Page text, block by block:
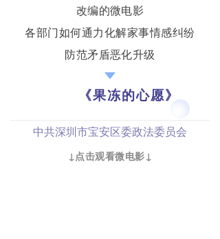
改编的微电影
各部门如何通力化解家事情感纠纷
防范矛盾恶化升级
《果冻的心愿》
中共深圳市宝安区委政法委员会
↓点击观看微电影↓